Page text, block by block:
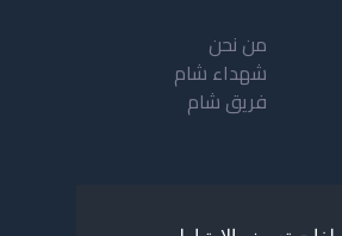
من نحن
شهداء شام
فريق شام
بنية شبكة شام